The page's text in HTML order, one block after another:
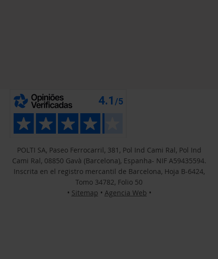
POLTI SA, Paseo Ferrocarril, 381, Pol Ind Cami Ral, Pol Ind
Cami Ral, 08850 Gavà (Barcelona), Espanha- NIF A59435594.
Inscrita en el registro mercantil de Barcelona, Hoja B-6424,
Tomo 34782, Folio 50
• Sitemap • Agencia Web •